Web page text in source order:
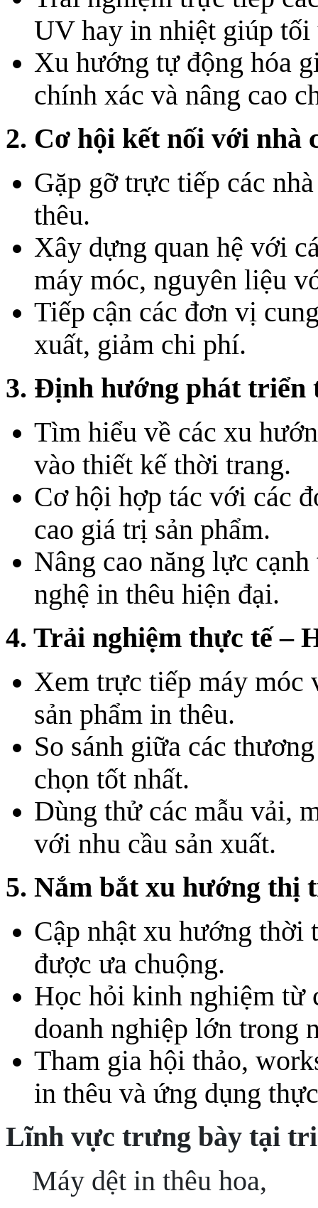
UV hay in nhiệt giúp tối
Xu hướng tự động hóa
chính xác và nâng cao
2. Cơ hội kết nối với nhà
Gặp gỡ trực tiếp các
thêu.
Xây dựng quan hệ với
máy móc, nguyên liệu
Tiếp cận các đơn vị
xuất, giảm chi phí.
3. Định hướng phát triển
Tìm hiểu về các xu
vào thiết kế thời trang.
Cơ hội hợp tác với các
cao giá trị sản phẩm.
Nâng cao năng lực
nghệ in thêu hiện đại.
4. Trải nghiệm thực tế –
Xem trực tiếp máy móc
sản phẩm in thêu.
So sánh giữa các
chọn tốt nhất.
Dùng thử các mẫu vải,
với nhu cầu sản xuất.
5. Nắm bắt xu hướng thị
Cập nhật xu hướng thời
được ưa chuộng.
Học hỏi kinh nghiệm từ
doanh nghiệp lớn trong
Tham gia hội thảo,
in thêu và ứng dụng
Lĩnh vực trưng bày tại
Máy dệt in thêu hoa,